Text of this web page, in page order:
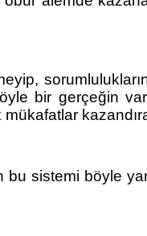
bir gerçeğin
sistemi böyle